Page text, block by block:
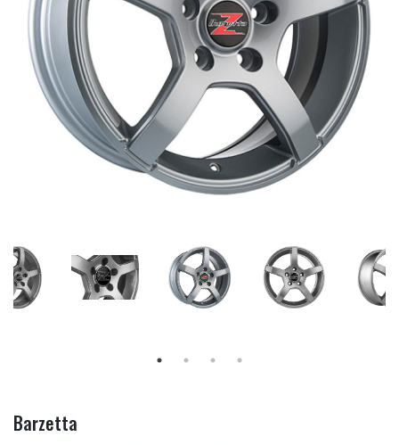
Barzetta